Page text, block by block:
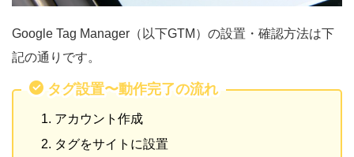
Google Tag Manager（以下GTM）の設置・確認方法は下
記の通りです。
タグ設置〜動作完了の流れ
アカウント作成
タグをサイトに設置